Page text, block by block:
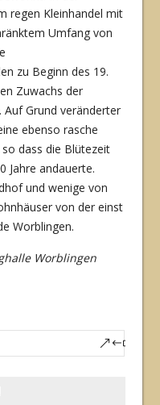
regen Kleinhandel mit
Umfang von
zu Beginn des 19.
Zuwachs der
Auf Grund veränderter
ebenso rasche
dass die Blütezeit
Jah­re andauerte.
und wenige von
von der einst
Worblingen.
Worblingen